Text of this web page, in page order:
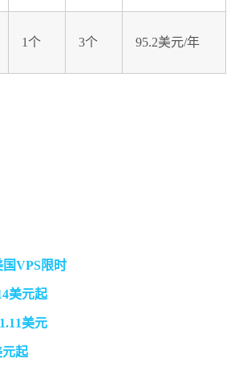
1个 3个 95.2美元/年
VPS限时
美元起
美元
元起